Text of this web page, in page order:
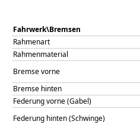
Fahrwerk\Bremsen
Rahmenart
Rahmenmaterial
Bremse vorne
Bremse hinten
Federung vorne (Gabel)
Federung hinten (Schwinge)